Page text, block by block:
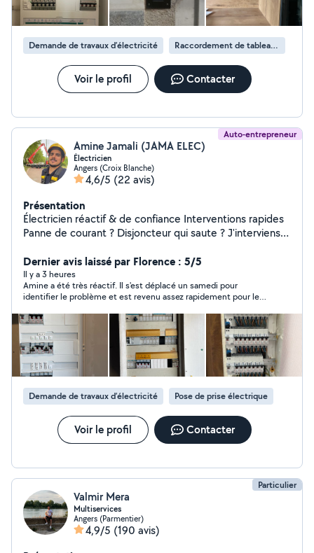
Demande de travaux d’électricité Raccordement de tableau électrique
Voir le profil Contacter
Auto-entrepreneur
Amine Jamali (JAMA ELEC)
Électricien
Angers (Croix Blanche)
4,6/5 (22 avis)
Présentation
Électricien réactif & de confiance Interventions rapides
Panne de courant ? Disjoncteur qui saute ? J'interviens
prises, éclairages, tableaux, etc. Mise aux normes NF C
15-100 pour votre sécurité. Bornes de recharge pour
véhicules électriques installées chez vous. Maison
connectée : éclairage intelligent, volets roulants,
chauffage pilotable. Travail soigné, devis rapide, tarifs
transparents. Contactez-moi, je suis à votre écoute
Dernier avis laissé par Florence : 5/5
Il y a 3 heures
Amine a été très réactif. Il s'est déplacé un samedi pour
identifier le problème et est revenu assez rapidement pour le
Demande de travaux d’électricité Pose de prise électrique
Voir le profil Contacter
Particulier
Valmir Mera
Multiservices
Angers (Parmentier)
4,9/5 (190 avis)